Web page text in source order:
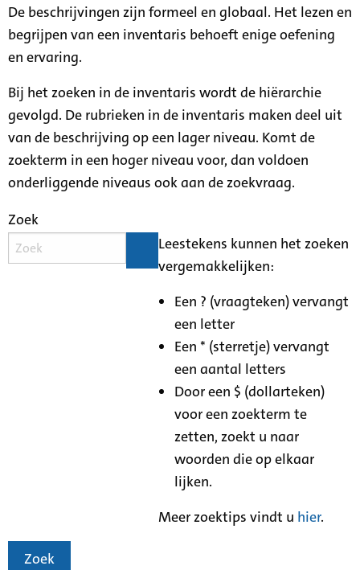
De beschrijvingen zijn formeel en globaal. Het lezen en
begrijpen van een inventaris behoeft enige oefening
en ervaring.
Bij het zoeken in de inventaris wordt de hiërarchie
gevolgd. De rubrieken in de inventaris maken deel uit
van de beschrijving op een lager niveau. Komt de
zoekterm in een hoger niveau voor, dan voldoen
onderliggende niveaus ook aan de zoekvraag.
Zoek
Leestekens kunnen het zoeken
vergemakkelijken:
Een ? (vraagteken) vervangt
een letter
Een * (sterretje) vervangt
een aantal letters
Door een $ (dollarteken)
voor een zoekterm te
zetten, zoekt u naar
woorden die op elkaar
lijken.
Meer zoektips vindt u hier.
Zoek